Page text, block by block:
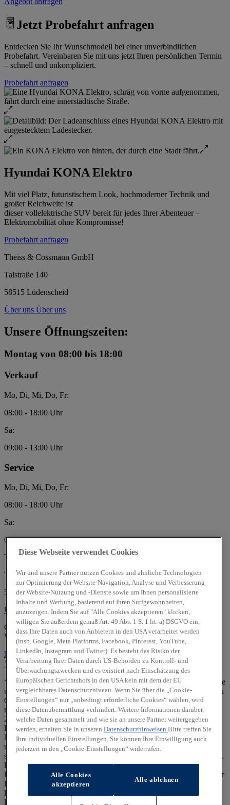
Jetzt Probefahrt anfragen
Entdecken Sie Ihr Wunschmodell bei einer unverbindlichen
Probefahrt. Vereinbaren Sie mit uns jetzt Ihren persönlichen Termin
– schnell und unkompliziert.
Probefahrt anfragen
Hyundai KONA Elektro
Mit viel Platz, futuristischem Look, hochmoderner Technik und
großer Reichweite ist
dieser vollelektrische SUV bereit für jedes Ihrer Abenteuer –
Elektromobilität ohne Kompromisse!
Probefahrt anfragen
Theiss & Cossmann GmbH
Talstraße 140
58515 Lüdenscheid
Über uns Über uns
Unsere Öffnungszeiten:
Montag von 08:00 bis 18:00
Verkauf
Mo, Di, Mi, Do, Fr:
08:00 - 18:00 Uhr
Sa:
09:00 - 13:00 Uhr
Service
Mo, Di, Mi, Do, Fr:
08:00 - 18:00 Uhr
Sa:
09:00 - 13:00 Uhr
Theiss & Cossmann GmbH
Talstraße 140
58515 Lüdenscheid
Über unsÜber uns
Geprüfte Gebrauchtwagen:
Wir sind offiziellerHyundai PromisePartner.
Mehr erfahren
Standort
Kontakt 02351/71903Anrufen
Unser Team
** Die staatl. Förderung ist für rein batterieelektrische Neufahrzeuge
und bestimmte Plug-in-Hybrid-Neufahrzeuge (CO₂-Emission bis zu
60 g CO₂/km (Typgenehmigungswert) oder elektrische Reichweite
mind. 80 km) der EU-Fahrzeugklasse M1, die ab dem 1. Januar
2026 erstmals in Deutschland zugelassen werden, für
Privatpersonen möglich und setzt eine Mindesthaltedauer von 36
Monaten voraus. Berechtigung zur Förderung und Höhe derselben
richten sich nach dem zu versteuernden Haushaltsjahreseinkommen
sowie der Anzahl der im Haushalt lebenden Kinder unter 18 Jahren.
Die Förderung muss spätestens 1 Jahr nach Zulassung des
Fahrzeugs beantragt werden. Kein Rechtsanspruch. Auszahlung der
Förderung nach Qualifizierung gemäß Richtlinien und positivem
Bescheid eines von Ihnen gestellten Antrags im staatlichen Online-
Portal. Mehr Details dazu unter:
Diese Webseite verwendet Cookies
Wir und unsere Partner nutzen Cookies und ähnliche Technologien
zur Optimierung der Website-Navigation, Analyse und Verbesserung
der Website-Nutzung und -Dienste sowie um Ihnen personalisierte
Inhalte und Werbung, basierend auf Ihren Surfgewohnheiten,
anzuzeigen. Indem Sie auf "Alle Cookies akzeptieren" klicken,
willigen Sie außerdem gemäß Art. 49 Abs. 1 S. 1 lit. a) DSGVO ein,
dass Ihre Daten auch von Anbietern in den USA verarbeitet werden
(insb. Google, Meta Platforms, Facebook, Pinterest, YouTube,
LinkedIn, Instagram und Twitter). Es besteht das Risiko der
Verarbeitung Ihrer Daten durch US-Behörden zu Kontroll- und
Überwachungszwecken und es existiert nach Einschätzung des
Europäischen Gerichtshofs in den USA kein mit dem der EU
vergleichbares Datenschutzniveau. Wenn Sie über die „Cookie-
Einstellungen“ nur „unbedingt erforderliche Cookies“ wählen, wird
diese Datenübermittlung verhindert. Weitere Informationen darüber,
welche Daten gesammelt und wie sie an unsere Partner weitergegeben
werden, erhalten Sie in unseren Datenschutzhinweisen Bitte treffen Sie
Ihre individuellen Einstellungen. Sie können Ihre Einwilligung auch
jederzeit in den „Cookie-Einstellungen“ widerrufen.
Alle Cookies
akzeptieren
Alle ablehnen